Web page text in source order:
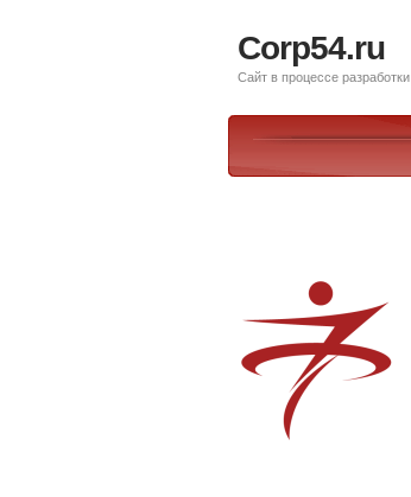
Corp54.ru
Сайт в процессе разработки